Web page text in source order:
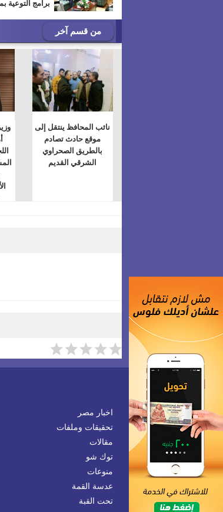
برامج
من قسم آخر
نائب المحافظ ينتقل إلى
موقع حادث تصادم
بالطريق الصحراوي
الشرقي القديم
اخبار مصر
تحقيقات وملفات
مقالات
توك شو
منوعات
عدسة القمة
تحت القبة